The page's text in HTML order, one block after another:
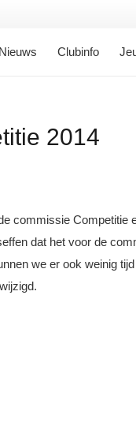
Nieuws Clubinfo
2014
commissie
dat het voor de
we er ook weinig